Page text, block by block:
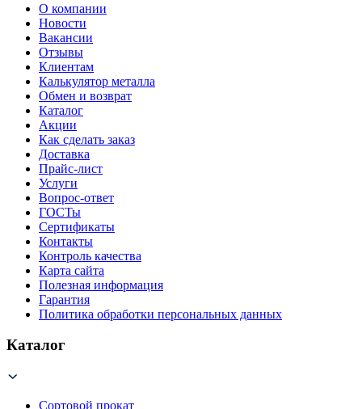
О компании
Новости
Вакансии
Отзывы
Клиентам
Калькулятор металла
Обмен и возврат
Каталог
Акции
Как сделать заказ
Доставка
Прайс-лист
Услуги
Вопрос-ответ
ГОСТы
Сертификаты
Контакты
Контроль качества
Карта сайта
Полезная информация
Гарантия
Политика обработки персональных данных
Каталог
Сортовой прокат